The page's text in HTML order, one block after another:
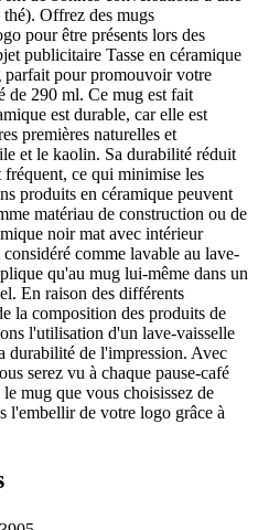
thé). Offrez des mugs
pour être présents lors des
publicitaire Tasse en céramique
pour promouvoir votre
de 290 ml. Ce mug est fait
est durable, car elle est
premières naturelles et
et le kaolin. Sa durabilité réduit
fréquent, ce qui minimise les
produits en céramique peuvent
matériau de construction ou de
noir mat avec intérieur
comme lavable au lave-
qu'au mug lui-même dans un
En raison des différents
la composition des produits de
l'utilisation d'un lave-vaisselle
durabilité de l'impression. Avec
serez vu à chaque pause-café
mug que vous choisissez de
l'embellir de votre logo grâce à